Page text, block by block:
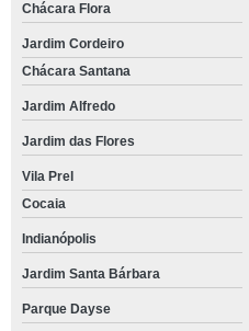
Chácara Flora
Jardim Cordeiro
Chácara Santana
Jardim Alfredo
Jardim das Flores
Vila Prel
Cocaia
Indianópolis
Jardim Santa Bárbara
Parque Dayse